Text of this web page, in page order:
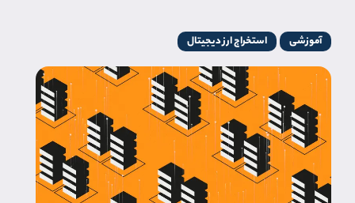
آموزشی استخراج ارز دیجیتال